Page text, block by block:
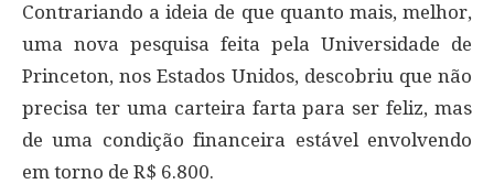
Contrariando a ideia de que quanto mais, melhor,
uma nova pesquisa feita pela Universidade de
Princeton, nos Estados Unidos, descobriu que não
precisa ter uma carteira farta para ser feliz, mas
de uma condição financeira estável envolvendo
em torno de R$ 6.800.